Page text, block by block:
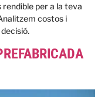
rendible per a la teva
costos i